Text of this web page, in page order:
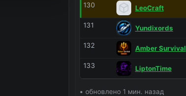
130 LeoCraft
131 Yundixords
132 Amber Survival
133 LiptonTime
• обновлено 1 мин. назад